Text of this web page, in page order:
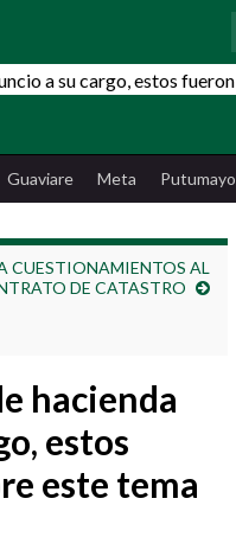
Guaviare Meta Putumayo
CUESTIONAMIENTOS AL
DE CATASTRO
hacienda
estos
este tema